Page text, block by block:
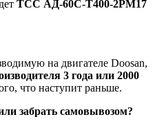
ТСС АД-60С-Т400-2РМ17
на двигателе Doosan,
3 года или 2000
что наступит раньше.
забрать самовывозом?